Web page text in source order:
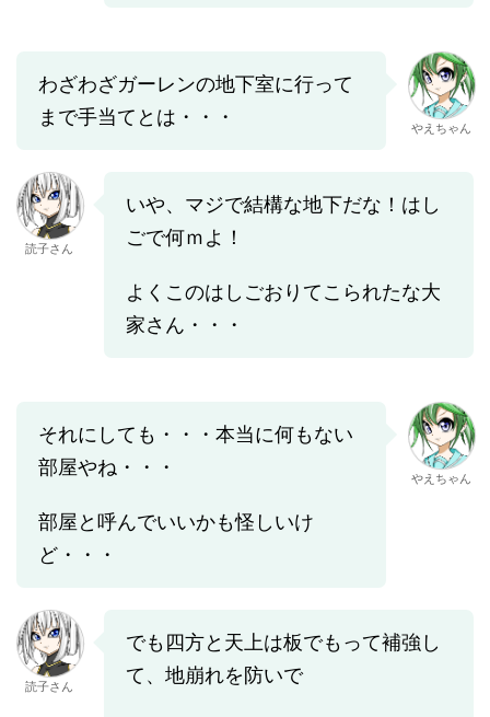
わざわざガーレンの地下室に行って
まで手当てとは・・・
やえちゃん
読子さん
いや、マジで結構な地下だな！はし
ごで何ｍよ！
よくこのはしごおりてこられたな大
家さん・・・
それにしても・・・本当に何もない
部屋やね・・・
部屋と呼んでいいかも怪しいけ
ど・・・
やえちゃん
読子さん
でも四方と天上は板でもって補強し
て、地崩れを防いで